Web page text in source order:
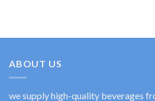
ABOUT US
we supply high-quality beverages